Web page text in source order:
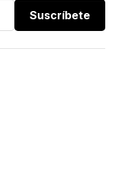
Suscríbete